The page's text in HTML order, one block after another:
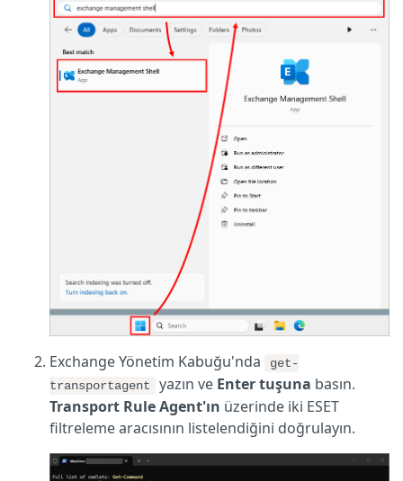
Exchange Yönetim Kabuğu'nda
get-
transportagent
yazın ve Enter tuşuna basın.
Transport Rule Agent'ın üzerinde iki ESET
filtreleme aracısının listelendiğini doğrulayın.